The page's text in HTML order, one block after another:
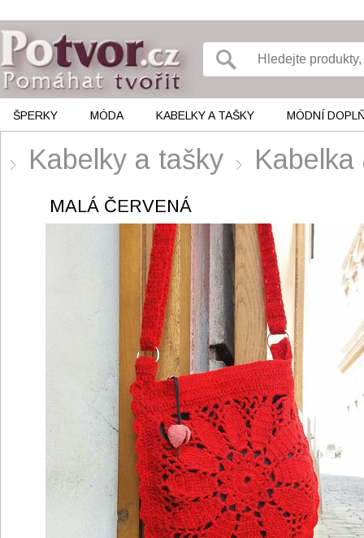
ŠPERKY MÓDA KABELKY A TAŠKY MÓDNÍ
Kabelky a tašky
MALÁ ČERVENÁ